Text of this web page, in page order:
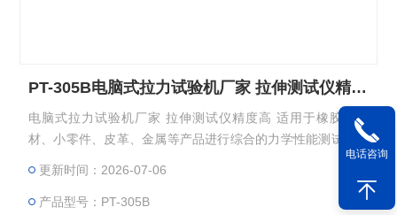
PT-305B电脑式拉力试验机厂家 拉伸测试仪精度高
电脑式拉力试验机厂家 拉伸测试仪精度高 适用于橡胶、线
材、小零件、皮革、金属等产品进行综合的力学性能测试，检
测材料的拉伸、压缩、弯曲、抗折、撕裂、剪力、粘力等多项
更新时间：2026-07-06
产品型号：PT-305B
电话咨询